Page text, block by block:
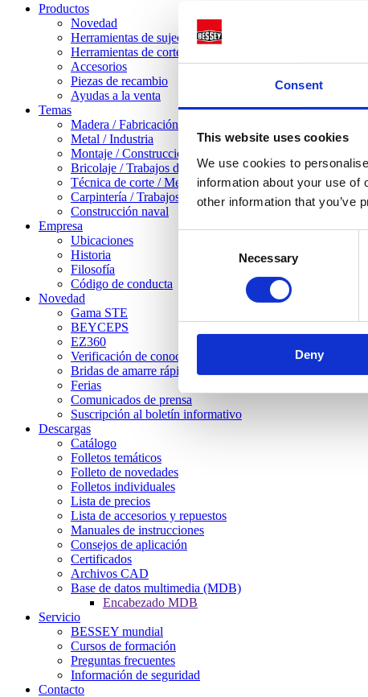
Consent
This website uses cookies
We use cookies to
information about your use of
other information that you’ve
Necessary
Deny
Productos
Novedad
Herramientas de sujeción
Herramientas de corte
Accesorios
Piezas de recambio
Ayudas a la venta
Temas
Madera / Fabricación de muebles
Metal / Industria
Montaje / Construcción en seco
Bricolaje / Trabajos domésticos
Técnica de corte / Mecanizado de chapa
Carpintería / Trabajos pesados con madera
Construcción naval
Empresa
Ubicaciones
Historia
Filosofía
Código de conducta
Novedad
Gama STE
BEYCEPS
EZ360
Verificación de conocimientos
Bridas de amarre rápido STC
Ferias
Comunicados de prensa
Suscripción al boletín informativo
Descargas
Catálogo
Folletos temáticos
Folleto de novedades
Folletos individuales
Lista de precios
Lista de accesorios y repuestos
Manuales de instrucciones
Consejos de aplicación
Certificados
Archivos CAD
Base de datos multimedia (MDB)
Encabezado MDB
Servicio
BESSEY mundial
Cursos de formación
Preguntas frecuentes
Información de seguridad
Contacto